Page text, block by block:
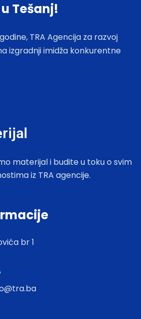
Tešanj!
TRA Agencija za razvoj
izgradnji imidža konkurentne
materijal i budite u toku o svim
iz TRA agencije.
br 1